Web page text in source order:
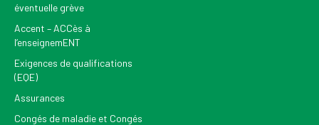
éventuelle grève
Accent – ACCès à
l’enseignemENT
Exigences de qualifications
(EQE)
Assurances
Congés de maladie et Congés